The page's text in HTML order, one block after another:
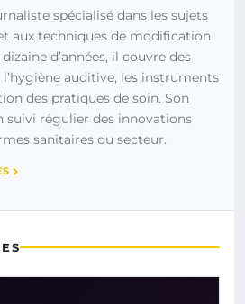
spécialisé dans les sujets
aux techniques de modification
d’années, il couvre des
auditive, les instruments
des pratiques de soin. Son
suivi régulier des innovations
sanitaires du secteur.